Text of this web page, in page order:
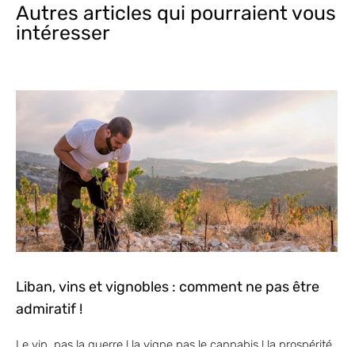
Autres articles qui pourraient vous
intéresser
Liban, vins et vignobles : comment ne pas être
admiratif !